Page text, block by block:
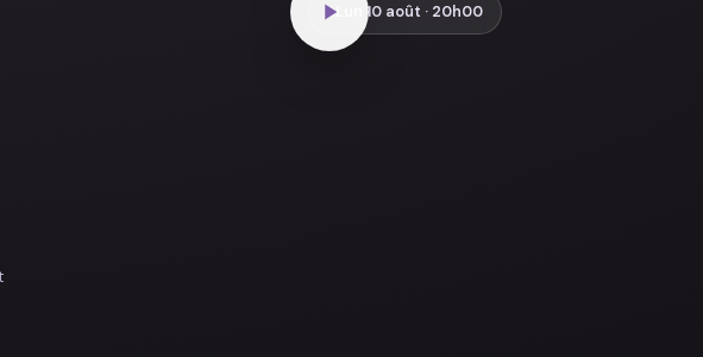
Lun 10 août · 20h00